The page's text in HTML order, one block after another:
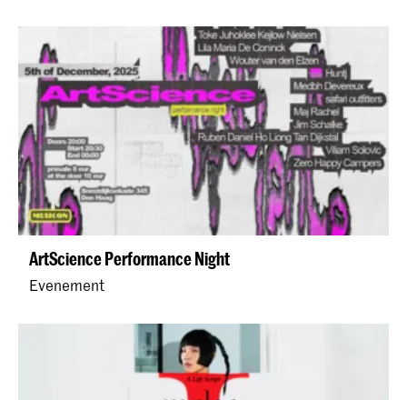
ArtScience Performance Night
Evenement